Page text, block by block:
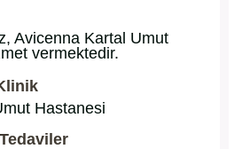
Avicenna Kartal Umut
vermektedir.
Hastanesi